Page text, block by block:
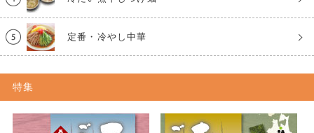
定番・冷やし中華
特集